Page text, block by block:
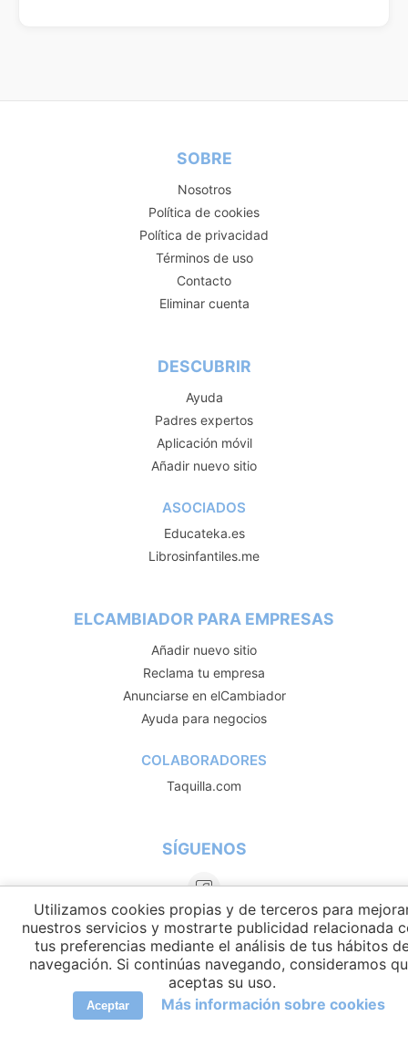
SOBRE
Nosotros
Política de cookies
Política de privacidad
Términos de uso
Contacto
Eliminar cuenta
DESCUBRIR
Ayuda
Padres expertos
Aplicación móvil
Añadir nuevo sitio
ASOCIADOS
Educateka.es
Librosinfantiles.me
ELCAMBIADOR PARA EMPRESAS
Añadir nuevo sitio
Reclama tu empresa
Anunciarse en elCambiador
Ayuda para negocios
COLABORADORES
Taquilla.com
SÍGUENOS
Utilizamos cookies propias y de terceros para
nuestros servicios y mostrarte publicidad relacionada
tus preferencias mediante el análisis de tus hábitos
navegación. Si continúas navegando, consideramos
aceptas su uso.
Aceptar Más información sobre cookies